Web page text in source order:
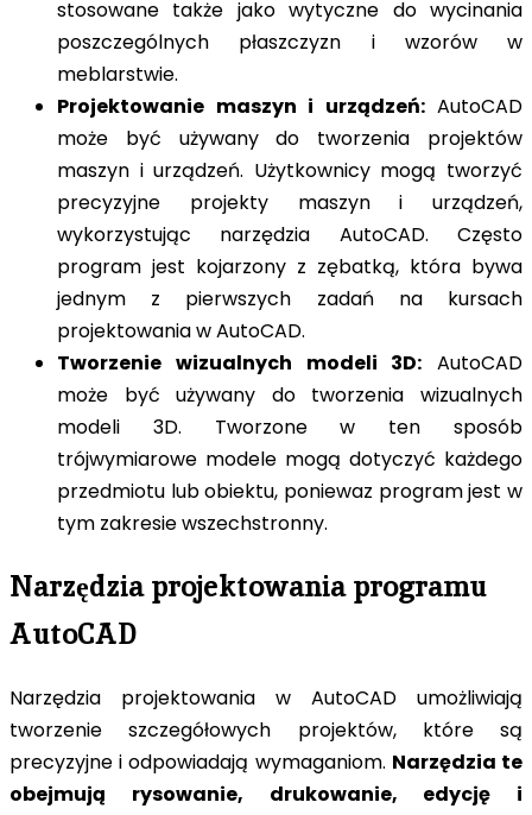
stosowane także jako wytyczne do wycinania
poszczególnych płaszczyzn i wzorów w
meblarstwie.
Projektowanie maszyn i urządzeń:AutoCAD
może być używany do tworzenia projektów
maszyn i urządzeń. Użytkownicy mogą tworzyć
precyzyjne projekty maszyn i urządzeń,
wykorzystując narzędzia AutoCAD. Często
program jest kojarzony z zębatką, która bywa
jednym z pierwszych zadań na kursach
projektowania w AutoCAD.
Tworzenie wizualnych modeli 3D: AutoCAD
może być używany do tworzenia wizualnych
modeli 3D. Tworzone w ten sposób
trójwymiarowe modele mogą dotyczyć każdego
przedmiotu lub obiektu, poniewaz program jest w
tym zakresie wszechstronny.
Narzędzia projektowania programu
AutoCAD
Narzędzia projektowania w AutoCAD umożliwiają
tworzenie szczegółowych projektów, które są
precyzyjne i odpowiadają wymaganiom. Narzędzia te
obejmują rysowanie, drukowanie, edycję i